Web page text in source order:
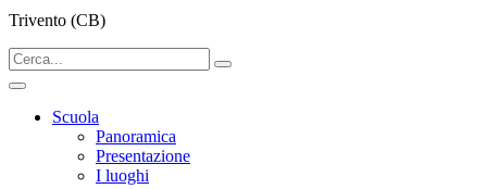
Trivento (CB)
Scuola
Panoramica
Presentazione
I luoghi